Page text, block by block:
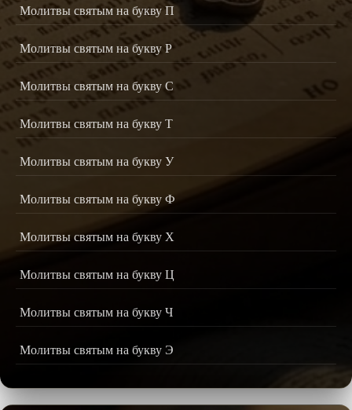
Молитвы святым на букву П
Молитвы святым на букву Р
Молитвы святым на букву С
Молитвы святым на букву Т
Молитвы святым на букву У
Молитвы святым на букву Ф
Молитвы святым на букву Х
Молитвы святым на букву Ц
Молитвы святым на букву Ч
Молитвы святым на букву Э